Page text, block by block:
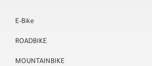
E-Bike
ROADBIKE
MOUNTAINBIKE